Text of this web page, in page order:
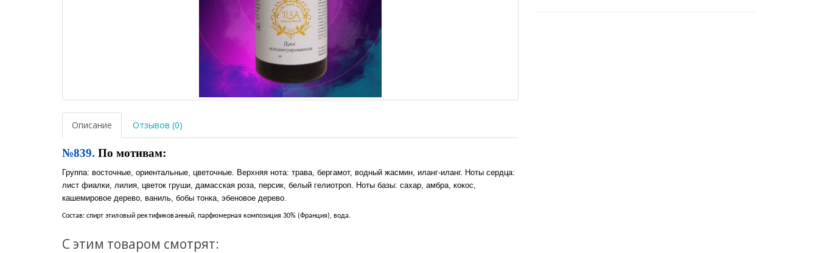
Описание Отзывов (0)
№839. По мотивам:
Группа: восточные, ориентальные, цветочные. Верхняя нота: трава, бергамот, водный жасмин, иланг-иланг. Ноты сердца:
лист фиалки, лилия, цветок груши, дамасская роза, персик, белый гелиотроп. Ноты базы: сахар, амбра, кокос,
кашемировое дерево, ваниль, бобы тонка, эбеновое дерево.
Состав: спирт этиловый ректификованный, парфюмерная композиция 30% (Франция), вода.
С этим товаром смотрят: